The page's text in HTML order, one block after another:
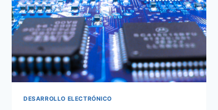
DESARROLLO ELECTRÓNICO